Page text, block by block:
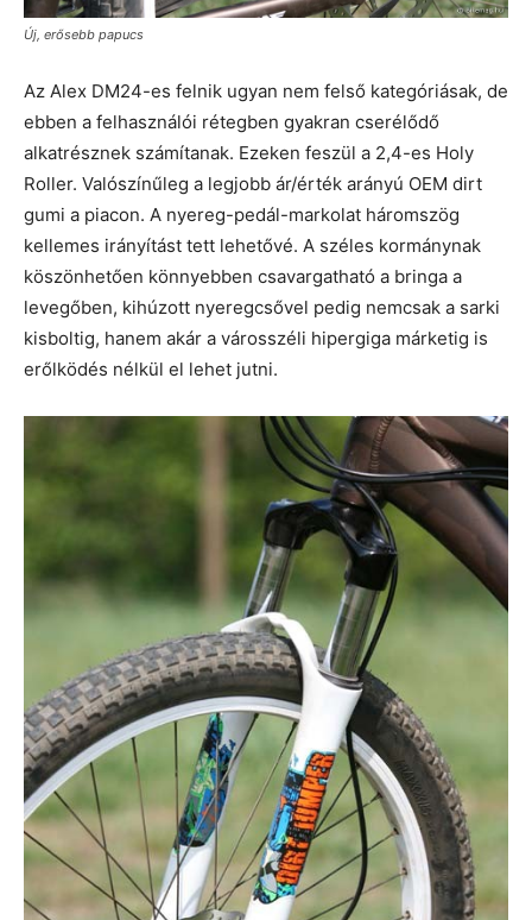
Új, erősebb papucs
Az Alex DM24-es felnik ugyan nem felső kategóriásak, de
ebben a felhasználói rétegben gyakran cserélődő
alkatrésznek számítanak. Ezeken feszül a 2,4-es Holy
Roller. Valószínűleg a legjobb ár/érték arányú OEM dirt
gumi a piacon. A nyereg-pedál-markolat háromszög
kellemes irányítást tett lehetővé. A széles kormánynak
köszönhetően könnyebben csavargatható a bringa a
levegőben, kihúzott nyeregcsővel pedig nemcsak a sarki
kisboltig, hanem akár a városszéli hipergiga márketig is
erőlködés nélkül el lehet jutni.